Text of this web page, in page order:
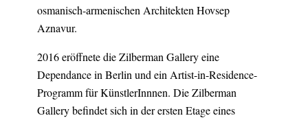
osmanisch-armenischen Architekten Hovsep
Aznavur.
2016 eröffnete die Zilberman Gallery eine
Dependance in Berlin und ein Artist-in-Residence-
Programm für KünstlerInnnen. Die Zilberman
Gallery befindet sich in der ersten Etage eines